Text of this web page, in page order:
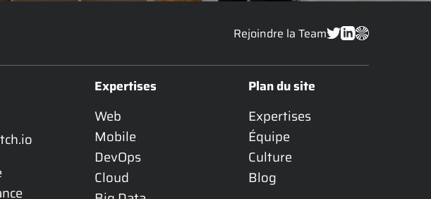
Rejoindre la Team
Expertises
Web
Mobile
DevOps
Cloud
Plan du site
Expertises
Équipe
Culture
Blog